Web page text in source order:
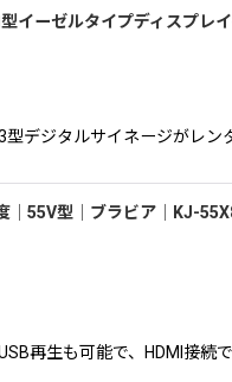
イーゼルタイプディスプレ
ジタルサイネージがレン
│55V型│ブラビア│KJ-
再生も可能で、HDMI接